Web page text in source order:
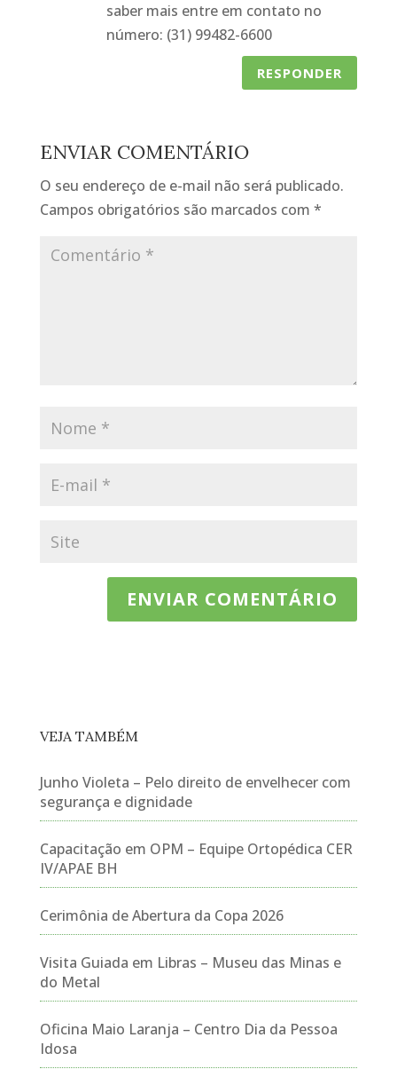
saber mais entre em contato no
número: (31) 99482-6600
RESPONDER
ENVIAR COMENTÁRIO
O seu endereço de e-mail não será publicado.
Campos obrigatórios são marcados com *
VEJA TAMBÉM
Junho Violeta – Pelo direito de envelhecer com
segurança e dignidade
Capacitação em OPM – Equipe Ortopédica CER
IV/APAE BH
Cerimônia de Abertura da Copa 2026
Visita Guiada em Libras – Museu das Minas e
do Metal
Oficina Maio Laranja – Centro Dia da Pessoa
Idosa